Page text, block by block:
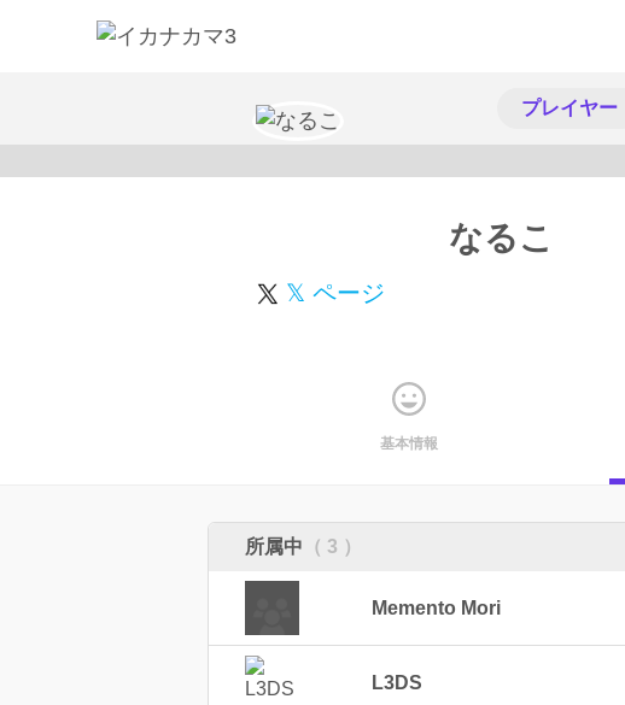
プレイヤー
なるこ
𝕏 ページ
基本情報
所属中 （ 3 ）
Memento Mori
L3DS